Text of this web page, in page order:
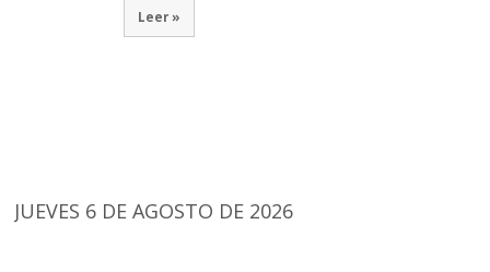
Leer »
JUEVES 6 DE AGOSTO DE 2026